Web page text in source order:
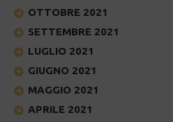
OTTOBRE 2021
SETTEMBRE 2021
LUGLIO 2021
GIUGNO 2021
MAGGIO 2021
APRILE 2021